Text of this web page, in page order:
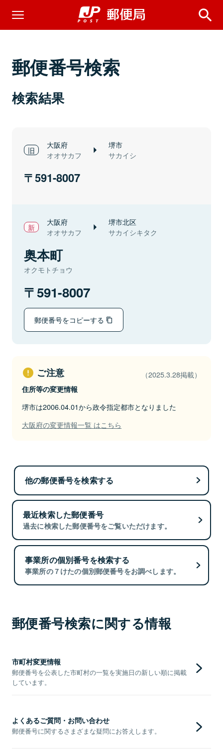
郵便番号検索
検索結果
大阪府
オオサカフ
堺市
サカイシ
591-8007
大阪府
オオサカフ
堺市北区
サカイシキタク
奥本町
オクモトチョウ
591-8007
郵便番号をコピーする
ご注意 （2025.3.28掲載）
住所等の変更情報
堺市は2006.04.01から政令指定都市となりました
大阪府の変更情報一覧 はこちら
他の郵便番号を検索する
最近検索した郵便番号
過去に検索した郵便番号をご覧いただけます。
事業所の個別番号を検索する
事業所の７けたの個別郵便番号をお調べします。
郵便番号検索に関する情報
市町村変更情報
郵便番号を公表した市町村の一覧を実施日の新しい順に掲載
しています。
よくあるご質問・お問い合わせ
郵便番号に関するさまざまな疑問にお答えします。